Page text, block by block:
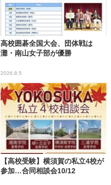
高校囲碁全国大会、団体戦は
灘・南山女子部が優勝
2026.8.5
【高校受験】横須賀の私立4校が
参加…合同相談会10/12